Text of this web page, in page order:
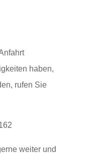
haben,
rufen Sie
weiter und